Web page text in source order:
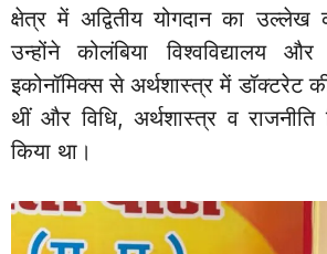
क्षेत्र में अद्वितीय योगदान का
उन्होंने कोलंबिया
इकोनॉमिक्स से अर्थशास्त्र में डॉक्टरेट
थीं और विधि, अर्थशास्त्र व राजनीति
किया था।